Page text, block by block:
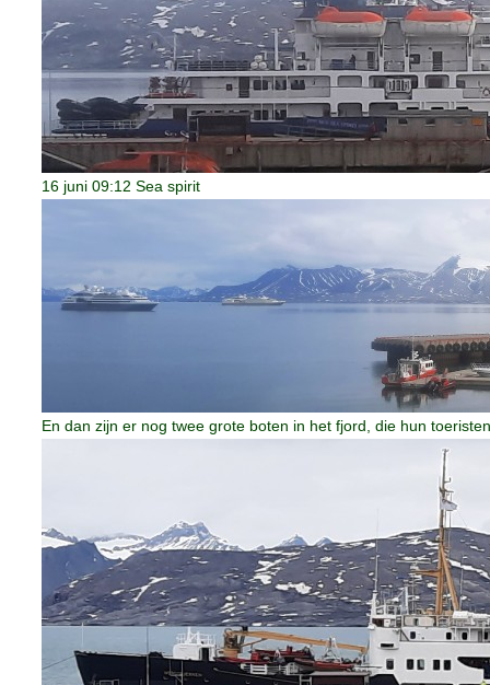
16 juni 09:12 Sea spirit
En dan zijn er nog twee grote boten in het fjord, die hun